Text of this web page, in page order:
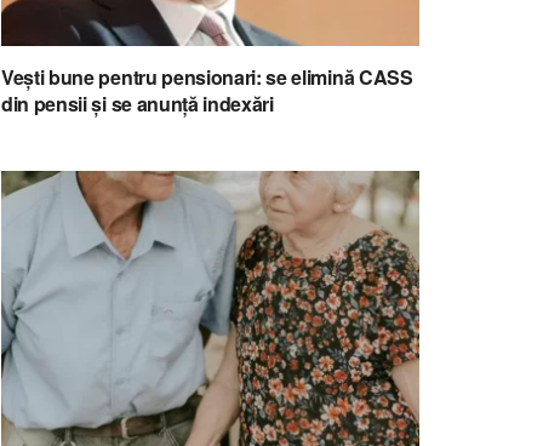
Vești bune pentru pensionari: se elimină CASS
din pensii și se anunță indexări